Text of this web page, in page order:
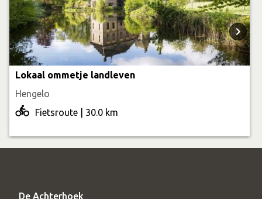
Lokaal ommetje landleven
Hengelo
Fietsroute | 30.0 km
De Achterhoek